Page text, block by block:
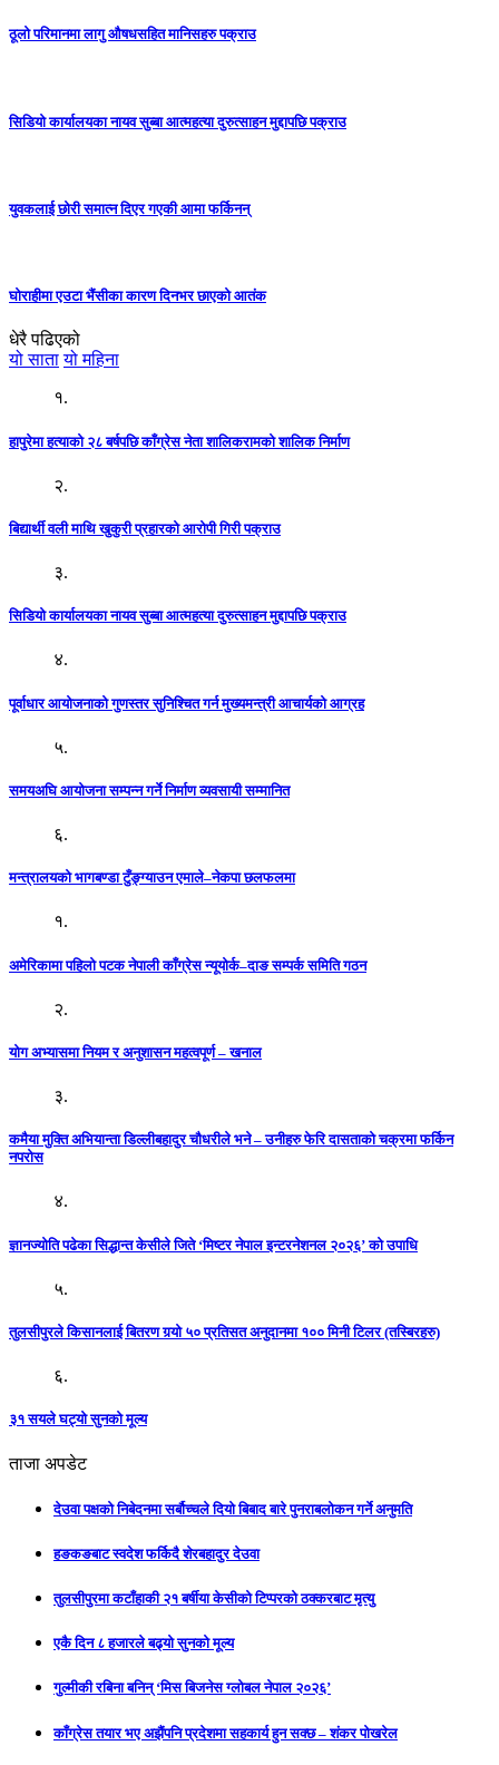
ठूलो परिमानमा लागु औषधसहित मानिसहरु पक्राउ
सिडियो कार्यालयका नायव सुब्बा आत्महत्या दुरुत्साहन मुद्दापछि पक्राउ
युवकलाई छोरी समात्न दिएर गएकी आमा फर्किनन्
घोराहीमा एउटा भैंसीका कारण दिनभर छाएको आतंक
धेरै पढिएको
यो साता यो महिना
१.
हापुरेमा हत्याको २८ बर्षपछि काँग्रेस नेता शालिकरामको शालिक निर्माण
२.
बिद्यार्थी वली माथि खुकुरी प्रहारको आरोपी गिरी पक्राउ
३.
सिडियो कार्यालयका नायव सुब्बा आत्महत्या दुरुत्साहन मुद्दापछि पक्राउ
४.
पूर्वाधार आयोजनाको गुणस्तर सुनिश्चित गर्न मुख्यमन्त्री आचार्यको आग्रह
५.
समयअघि आयोजना सम्पन्न गर्ने निर्माण व्यवसायी सम्मानित
६.
मन्त्रालयको भागबण्डा टुँङ्ग्याउन एमाले–नेकपा छलफलमा
१.
अमेरिकामा पहिलो पटक नेपाली काँग्रेस न्यूयोर्क–दाङ सम्पर्क समिति गठन
२.
योग अभ्यासमा नियम र अनुशासन महत्वपूर्ण – खनाल
३.
कमैया मुक्ति अभियान्ता डिल्लीबहादुर चौधरीले भने – उनीहरु फेरि दासताको चक्रमा फर्किन
नपरोस
४.
ज्ञानज्योति पढेका सिद्धान्त केसीले जिते ‘मिष्टर नेपाल इन्टरनेशनल २०२६’ को उपाधि
५.
तुलसीपुरले किसानलाई बितरण गर्‍यो ५० प्रतिसत अनुदानमा १०० मिनी टिलर (तस्बिरहरु)
६.
३१ सयले घट्यो सुनको मूल्य
ताजा अपडेट
देउवा पक्षको निबेदनमा सर्बौच्चले दियो बिबाद बारे पुनराबलोकन गर्ने अनुमति
हङकङबाट स्वदेश फर्किदै शेरबहादुर देउवा
तुलसीपुरमा कटाँहाकी २१ बर्षीया केसीको टिप्परको ठक्करबाट मृत्यु
एकै दिन ८ हजारले बढ्यो सुनको मूल्य
गुल्मीकी रबिना बनिन् ‘मिस बिजनेस ग्लोबल नेपाल २०२६’
काँग्रेस तयार भए अझैंपनि प्रदेशमा सहकार्य हुन सक्छ – शंकर पोखरेल